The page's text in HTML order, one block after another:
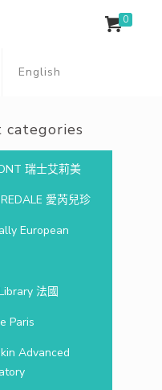
English
0
categories
瑞士艾莉美
愛芮兒珍
European
法國
Paris
Advanced